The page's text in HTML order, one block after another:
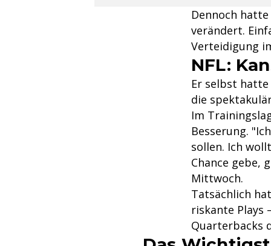
Dennoch
verändert.
Verteidigung
NFL:
Er selbst hatte
die
Im
Besserung.
sollen. Ich
Chance gebe,
Mittwoch.
Tatsächlich
riskante Plays
Quarterbacks